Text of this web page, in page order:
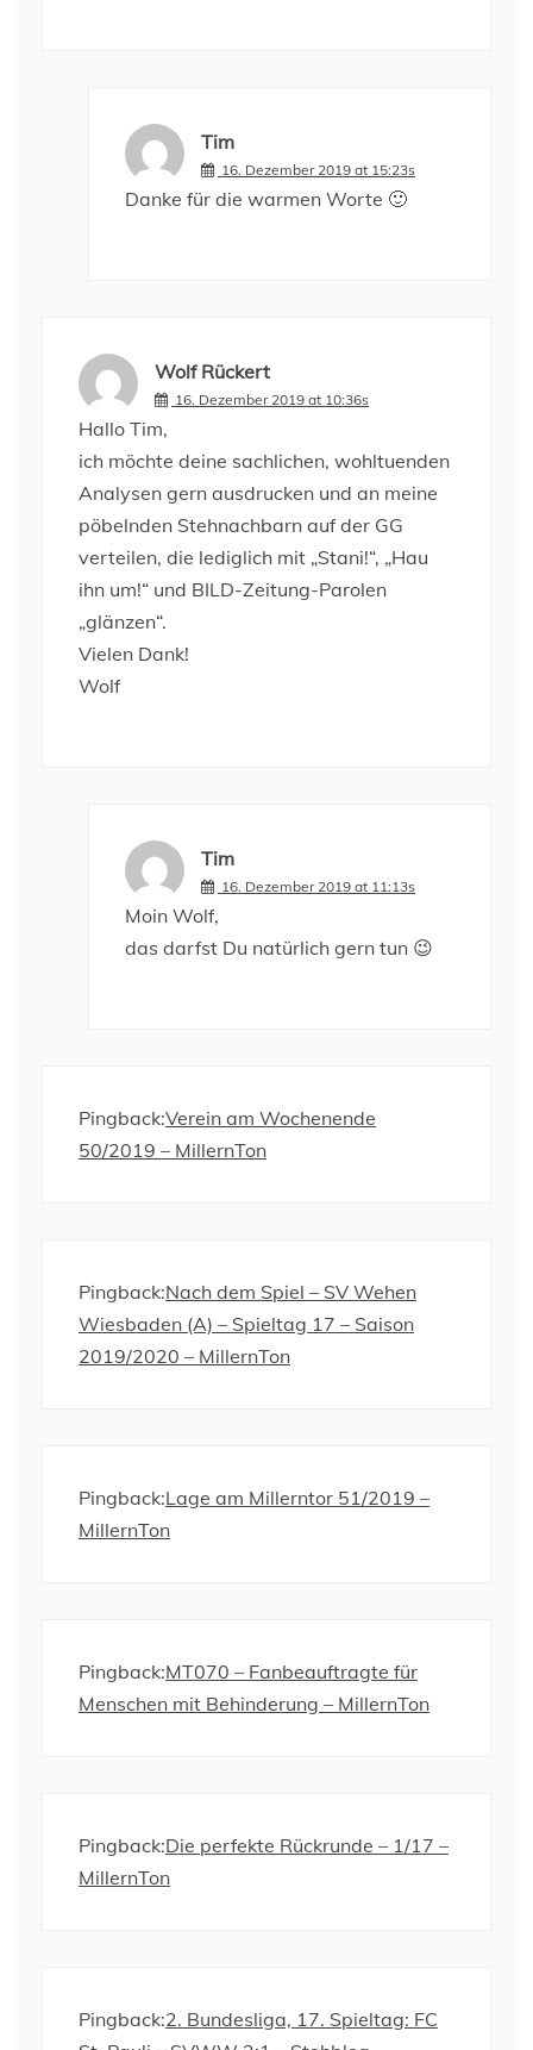
Tim
16. Dezember 2019 at 15:23s
Danke für die warmen Worte 🙂
Wolf Rückert
16. Dezember 2019 at 10:36s
Hallo Tim,
ich möchte deine sachlichen, wohltuenden
Analysen gern ausdrucken und an meine
pöbelnden Stehnachbarn auf der GG
verteilen, die lediglich mit „Stani!“, „Hau
ihn um!“ und BILD-Zeitung-Parolen
„glänzen“.
Vielen Dank!
Wolf
Tim
16. Dezember 2019 at 11:13s
Moin Wolf,
das darfst Du natürlich gern tun 😉
Pingback:Verein am Wochenende
50/2019 – MillernTon
Pingback:Nach dem Spiel – SV Wehen
Wiesbaden (A) – Spieltag 17 – Saison
2019/2020 – MillernTon
Pingback:Lage am Millerntor 51/2019 –
MillernTon
Pingback:MT070 – Fanbeauftragte für
Menschen mit Behinderung – MillernTon
Pingback:Die perfekte Rückrunde – 1/17 –
MillernTon
Pingback:2. Bundesliga, 17. Spieltag: FC